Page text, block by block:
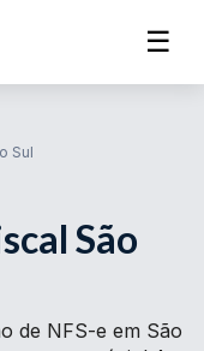
☰
Sul
São
de NFS-e em São